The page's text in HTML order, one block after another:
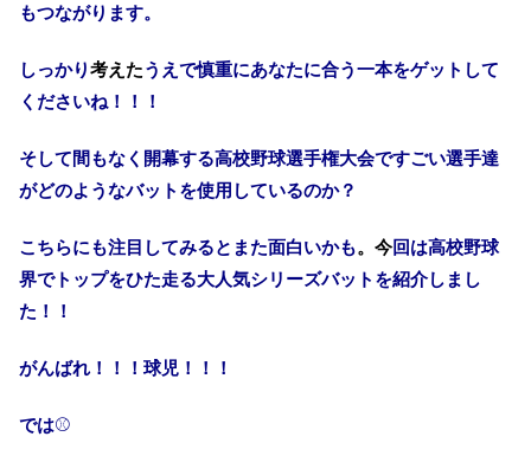
もつながります。
しっかり考えたうえで慎重にあなたに合う一本をゲットして
くださいね！！！
そして間もなく開幕する高校野球選手権大会ですごい選手達
がどのようなバットを使用しているのか？
こちらにも注目してみるとまた面白いかも。今回は高校野球
界でトップをひた走る大人気シリーズバットを紹介しまし
た！！
がんばれ！！！球児！！！
では⚾